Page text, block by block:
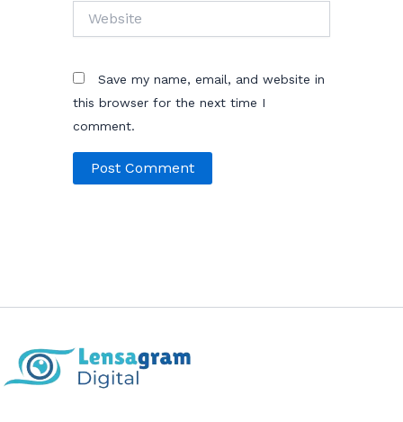
Save my name, email, and website in
this browser for the next time I
comment.